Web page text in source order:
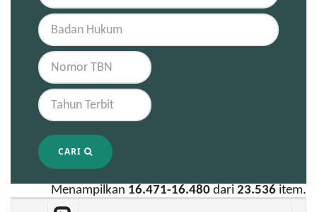
CARI
Menampilkan 16.471-16.480 dari 23.536 item.